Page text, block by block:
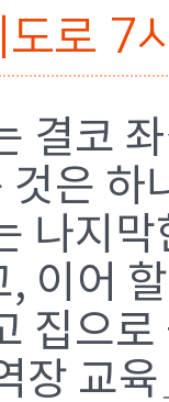
로 7
결코
것은 하
나지
, 이어
집으
장 교